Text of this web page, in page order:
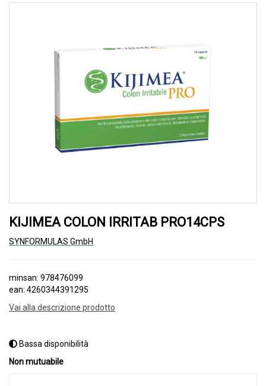
KIJIMEA COLON IRRITAB PRO14CPS
SYNFORMULAS GmbH
minsan: 978476099
ean: 4260344391295
Vai alla descrizione prodotto
Bassa disponibilità
Non mutuabile